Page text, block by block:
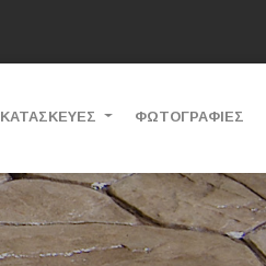
ΚΑΤΑΣΚΕΥΕΣ ΦΩΤΟΓΡΑΦΙΕΣ